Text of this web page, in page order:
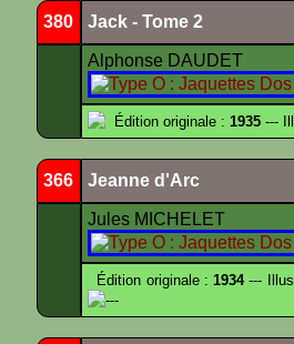
380 Jack - Tome 2
Alphonse DAUDET
Édition originale : 1935 ---
366 Jeanne d'Arc
Jules MICHELET
Édition originale :1934---
---